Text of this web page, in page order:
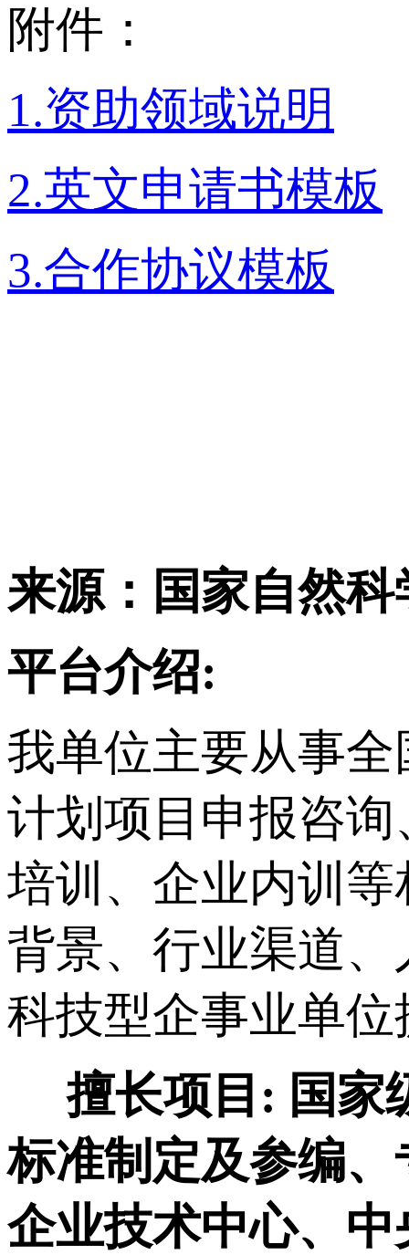
附件：
1.资助领域说明
2.英文申请书模板
3.合作协议模板
来源：国家自然
平台介绍:
我单位主要从事全
计划项目申报咨
培训、企业内训
背景、行业渠道
科技型企事业单
擅长项目: 国家
标准制定及参编
企业技术中心、